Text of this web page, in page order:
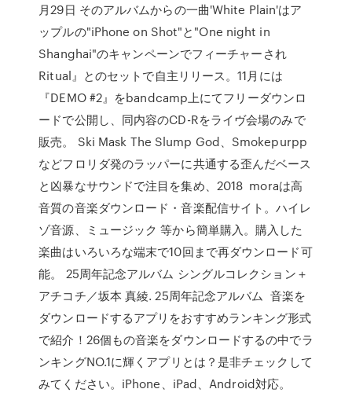
月29日 そのアルバムからの一曲'White Plain'はア
ップルの"iPhone on Shot"と"One night in
Shanghai"のキャンペーンでフィーチャーされ
Ritual』とのセットで自主リリース。11月には
『DEMO #2』をbandcamp上にてフリーダウンロ
ードで公開し、同内容のCD-Rをライヴ会場のみで
販売。 Ski Mask The Slump God、Smokepurpp
などフロリダ発のラッパーに共通する歪んだベース
と凶暴なサウンドで注目を集め、2018 moraは高
音質の音楽ダウンロード・音楽配信サイト。ハイレ
ゾ音源、ミュージック 等から簡単購入。購入した
楽曲はいろいろな端末で10回まで再ダウンロード可
能。 25周年記念アルバム シングルコレクション＋
アチコチ／坂本 真綾. 25周年記念アルバム 音楽を
ダウンロードするアプリをおすすめランキング形式
で紹介！26個もの音楽をダウンロードするの中でラ
ンキングNO.1に輝くアプリとは？是非チェックして
みてください。iPhone、iPad、Android対応。